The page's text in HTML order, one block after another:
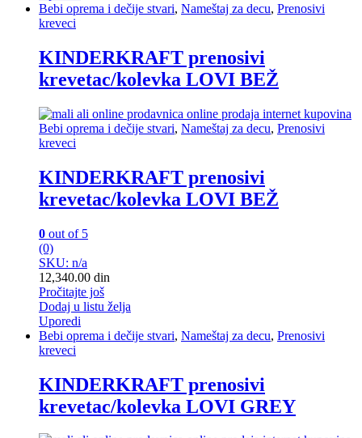
Bebi oprema i dečije stvari, Nameštaj za decu, Prenosivi
kreveci
KINDERKRAFT prenosivi
krevetac/kolevka LOVI BEŽ
Bebi oprema i dečije stvari, Nameštaj za decu, Prenosivi
kreveci
KINDERKRAFT prenosivi
krevetac/kolevka LOVI BEŽ
0 out of 5
(0)
SKU: n/a
12,340.00 din
Pročitajte još
Dodaj u listu želja
Uporedi
Bebi oprema i dečije stvari, Nameštaj za decu, Prenosivi
kreveci
KINDERKRAFT prenosivi
krevetac/kolevka LOVI GREY